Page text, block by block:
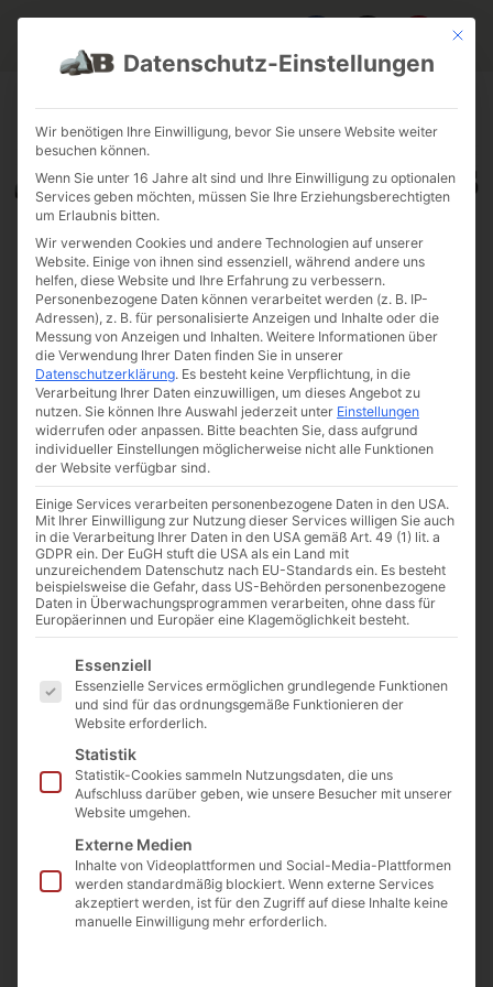
JOBS
FUHRPARK
Mit
Datenschutz-Einstellungen
Wir benötigen Ihre Einwilligung, bevor Sie unsere Website weiter
besuchen können.
Wenn Sie unter 16 Jahre alt sind und Ihre Einwilligung zu optionalen
Services geben möchten, müssen Sie Ihre Erziehungsberechtigten
um Erlaubnis bitten.
Wir verwenden Cookies und andere Technologien auf unserer
Website. Einige von ihnen sind essenziell, während andere uns
helfen, diese Website und Ihre Erfahrung zu verbessern.
Personenbezogene Daten können verarbeitet werden (z. B. IP-
Adressen), z. B. für personalisierte Anzeigen und Inhalte oder die
Messung von Anzeigen und Inhalten. Weitere Informationen über
die Verwendung Ihrer Daten finden Sie in unserer
Datenschutzerklärung. Es besteht keine Verpflichtung, in die
Verarbeitung Ihrer Daten einzuwilligen, um dieses Angebot zu
nutzen. Sie können Ihre Auswahl jederzeit unter Einstellungen
widerrufen oder anpassen. Bitte beachten Sie, dass aufgrund
individueller Einstellungen möglicherweise nicht alle Funktionen
der Website verfügbar sind.
Einige Services verarbeiten personenbezogene Daten in den USA.
Mit Ihrer Einwilligung zur Nutzung dieser Services willigen Sie auch
in die Verarbeitung Ihrer Daten in den USA gemäß Art. 49 (1) lit. a
GDPR ein. Der EuGH stuft die USA als ein Land mit
unzureichendem Datenschutz nach EU-Standards ein. Es besteht
beispielsweise die Gefahr, dass US-Behörden personenbezogene
Daten in Überwachungsprogrammen verarbeiten, ohne dass für
Europäerinnen und Europäer eine Klagemöglichkeit besteht.
Es folgt eine Liste der Service-Gruppen, für die eine
Essenziell
Essenzielle Services ermöglichen grundlegende Funktionen
und sind für das ordnungsgemäße Funktionieren der
Website erforderlich.
Statistik
Statistik-Cookies sammeln Nutzungsdaten, die uns
Aufschluss darüber geben, wie unsere Besucher mit unserer
Website umgehen.
Externe Medien
Inhalte von Videoplattformen und Social-Media-Plattformen
werden standardmäßig blockiert. Wenn externe Services
akzeptiert werden, ist für den Zugriff auf diese Inhalte keine
manuelle Einwilligung mehr erforderlich.